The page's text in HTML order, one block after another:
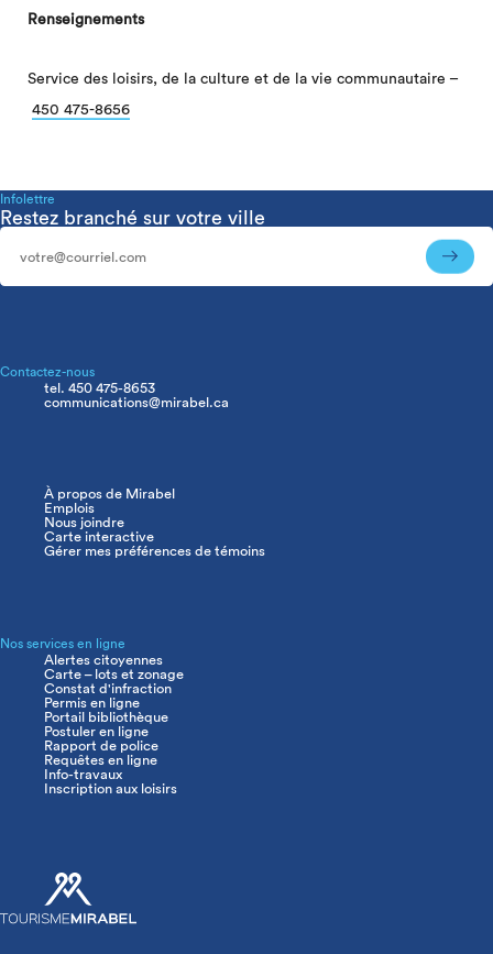
Renseignements
Service des loisirs, de la culture et de la vie communautaire –
450 475-8656
Infolettre
Infolettre
Restez branché sur votre ville
Contactez-nous
tel. 450 475-8653
communications@mirabel.ca
Navigation
principale
À propos de Mirabel
Emplois
Nous joindre
Carte interactive
Gérer mes préférences de témoins
Nos services en ligne
Alertes citoyennes
Carte – lots et zonage
Constat d'infraction
Permis en ligne
Portail bibliothèque
Postuler en ligne
Rapport de police
Requêtes en ligne
Info-travaux
Inscription aux loisirs